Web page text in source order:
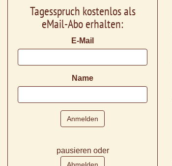
Tagesspruch kostenlos als
eMail-Abo erhalten:
E-Mail
Name
pausieren oder